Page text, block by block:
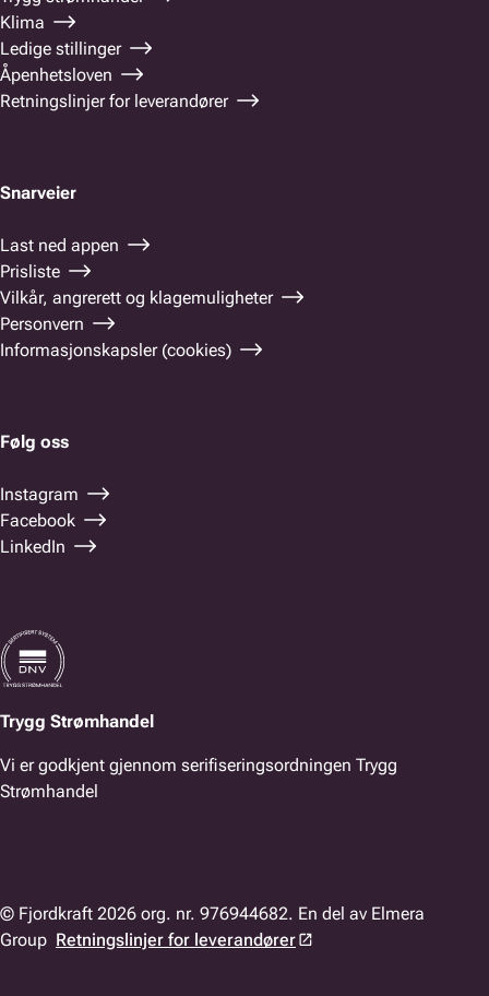
Klima
Ledige stillinger
Åpenhetsloven
Retningslinjer for leverandører
Snarveier
Last ned appen
Prisliste
Vilkår, angrerett og klagemuligheter
Personvern
Informasjonskapsler (cookies)
Følg oss
Instagram
Facebook
LinkedIn
Trygg Strømhandel
Vi er godkjent gjennom serifiseringsordningen Trygg
Strømhandel
© Fjordkraft 2026 org. nr. 976944682. En del av Elmera
Group Retningslinjer for leverandører